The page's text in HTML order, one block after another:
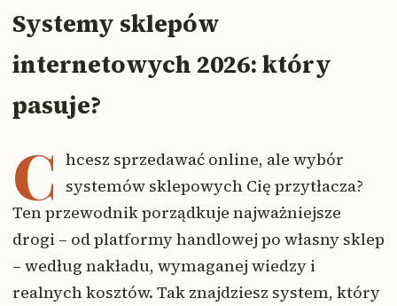
Systemy sklepów
internetowych 2026: który
pasuje?
C hcesz sprzedawać online, ale wybór
systemów sklepowych Cię przytłacza?
Ten przewodnik porządkuje najważniejsze
drogi – od platformy handlowej po własny sklep
– według nakładu, wymaganej wiedzy i
realnych kosztów. Tak znajdziesz system, który